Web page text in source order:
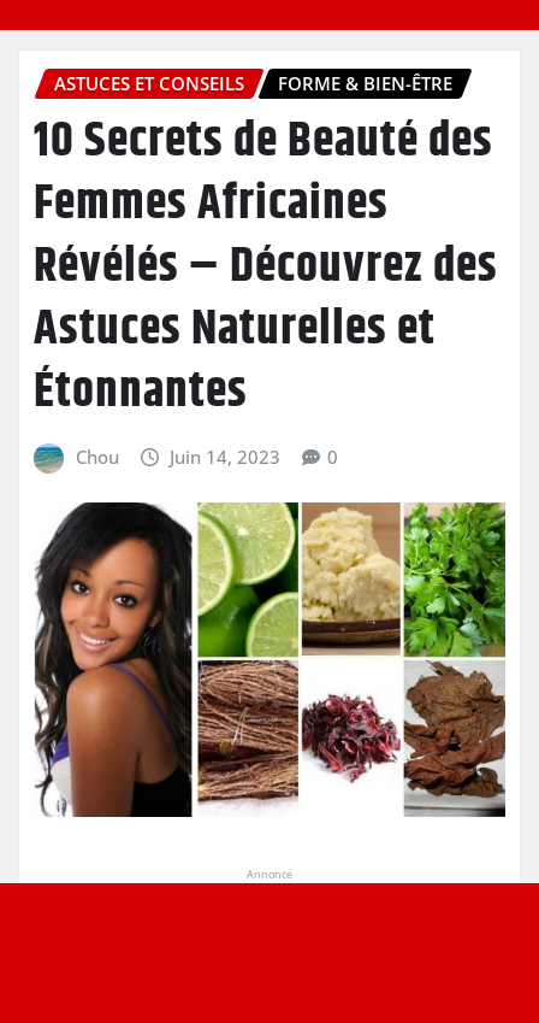
ASTUCES ET CONSEILS FORME & BIEN-ÊTRE
10 Secrets de Beauté des
Femmes Africaines
Révélés – Découvrez des
Astuces Naturelles et
Étonnantes
Chou Juin 14, 2023 0
Annonce